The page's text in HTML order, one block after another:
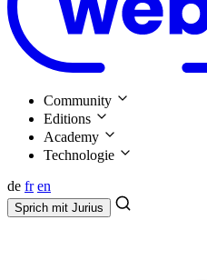
Community
Editions
Academy
Technologie
de fr en
Sprich mit Jurius